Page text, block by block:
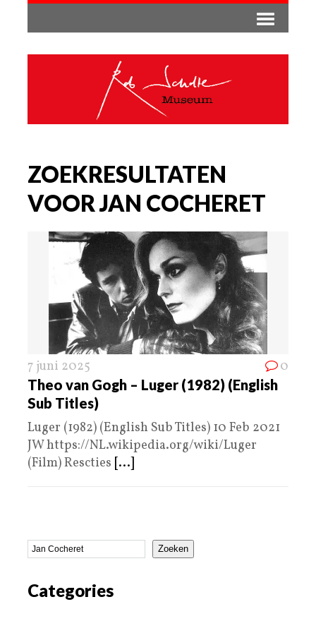
ZOEKRESULTATEN
VOOR JAN COCHERET
7 juni 2025 0
Theo van Gogh – Luger (1982) (English
Sub Titles)
Luger (1982) (English Sub Titles) 10 Feb 2021
JW https://NL.wikipedia.org/wiki/Luger
(Film) Rescties [...]
Zoeken
Categories